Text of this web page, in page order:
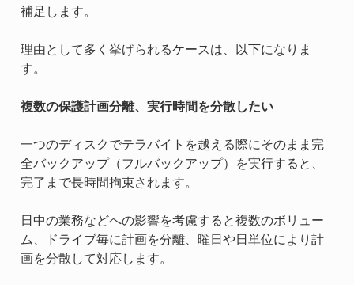
補足します。
理由として多く挙げられるケースは、以下になりま
す。
複数の保護計画分離、実行時間を分散したい
一つのディスクでテラバイトを越える際にそのまま完
全バックアップ（フルバックアップ）を実行すると、
完了まで長時間拘束されます。
日中の業務などへの影響を考慮すると複数のボリュー
ム、ドライブ毎に計画を分離、曜日や日単位により計
画を分散して対応します。